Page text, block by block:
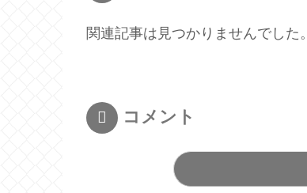
関連記事は見つかりませんでした。
コメント